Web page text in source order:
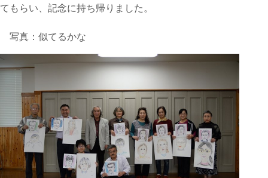
てもらい、記念に持ち帰りました。
写真：似てるかな